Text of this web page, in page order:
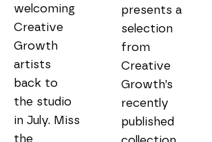
welcoming
Creative
Growth
artists
back to
the studio
in July. Miss
the
presents a
selection
from
Creative
Growth’s
recently
published